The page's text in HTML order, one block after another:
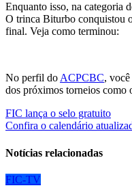
Enquanto isso, na categoria
O trinca Biturbo conquistou
final. Veja como terminou:
No perfil do ACPCBC,
dos próximos torneios como
Navegação
de
Post
FIC lança o selo gratuito
Confira o calendário
Notícias relacionadas
FIC-TV